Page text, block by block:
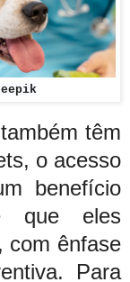
têm
o acesso
benefício
que eles
com ênfase
Para